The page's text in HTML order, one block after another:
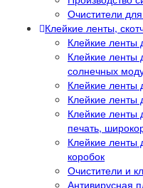
Очистители
Клейкие ленты,
Клейкие ленты
Клейкие ленты
солнечных
Клейкие ленты
Клейкие ленты
Клейкие ленты
печать,
Клейкие ленты
коробок
Очистители и
Антивирусная